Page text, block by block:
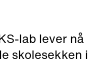
lab lever nå
skolesekken i